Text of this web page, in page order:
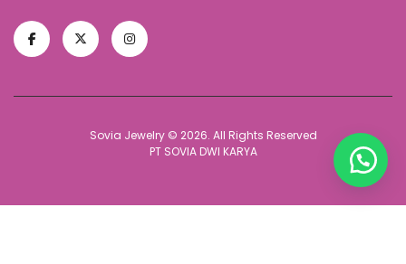
Sovia Jewelry © 2026. All Rights Reserved
PT SOVIA DWI KARYA